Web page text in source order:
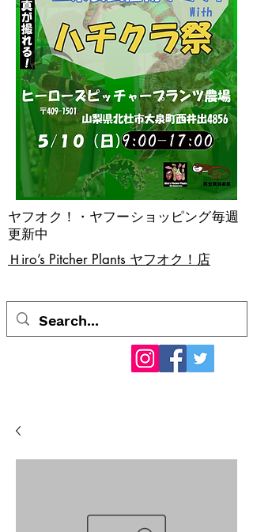
​Ｈiro’s Pitcher Plants ヤフオク！店
ヤフオク！・ヤフーショッピング毎週
更新中